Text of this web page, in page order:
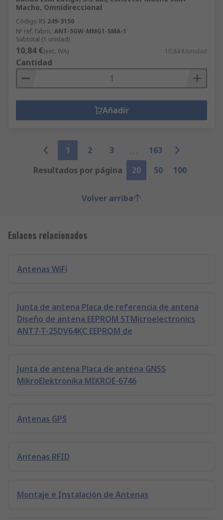
Macho, Omnidireccional
Código RS 249-3150
Nº ref. fabric. ANT-5GW-MMG1-SMA-1
Subtotal (1 unidad)
10,84 €(exc. IVA) 10,84 €/unidad
Cantidad
Añadir
1 2 3
163
Resultados por página
20 50 100
Volver arriba
Enlaces relacionados
Antenas WiFi
Junta de antena Placa de referencia de antena
Diseño de antena EEPROM STMicroelectronics
ANT7-T-25DV64KC EEPROM de
Junta de antena Placa de antena GNSS
MikroElektronika MIKROE-6746
Antenas GPS
Antenas RFID
Montaje e Instalación de Antenas